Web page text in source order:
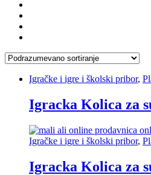
Igračke i igre i školski pribor,
Igracka Kolica za
Igračke i igre i školski pribor,
Igracka Kolica za